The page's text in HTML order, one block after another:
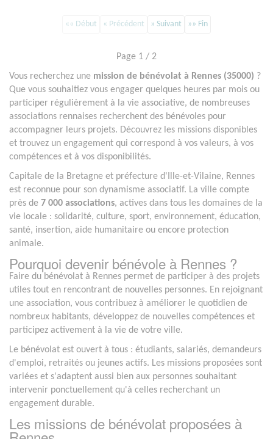
«« Début « Précédent » Suivant »» Fin
Page 1 / 2
Vous recherchez une mission de bénévolat à Rennes (35000) ?
Que vous souhaitiez vous engager quelques heures par mois ou
participer régulièrement à la vie associative, de nombreuses
associations rennaises recherchent des bénévoles pour
accompagner leurs projets. Découvrez les missions disponibles
et trouvez un engagement qui correspond à vos valeurs, à vos
compétences et à vos disponibilités.
Capitale de la Bretagne et préfecture d'Ille-et-Vilaine, Rennes
est reconnue pour son dynamisme associatif. La ville compte
près de 7 000 associations, actives dans tous les domaines de la
vie locale : solidarité, culture, sport, environnement, éducation,
santé, insertion, aide humanitaire ou encore protection
animale.
Pourquoi devenir bénévole à Rennes ?
Faire du bénévolat à Rennes permet de participer à des projets
utiles tout en rencontrant de nouvelles personnes. En rejoignant
une association, vous contribuez à améliorer le quotidien de
nombreux habitants, développez de nouvelles compétences et
participez activement à la vie de votre ville.
Le bénévolat est ouvert à tous : étudiants, salariés, demandeurs
d'emploi, retraités ou jeunes actifs. Les missions proposées sont
variées et s'adaptent aussi bien aux personnes souhaitant
intervenir ponctuellement qu'à celles recherchant un
engagement durable.
Les missions de bénévolat proposées à